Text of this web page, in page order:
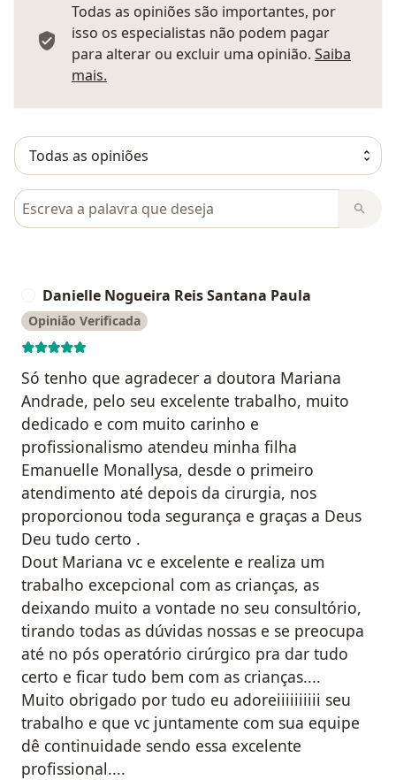
Todas as opiniões são importantes, por
isso os especialistas não podem pagar
para alterar ou excluir uma opinião. Saiba
mais.
Pesquisar em opiniões
Danielle Nogueira Reis Santana Paula
Opinião Verificada
Só tenho que agradecer a doutora Mariana
Andrade, pelo seu excelente trabalho, muito
dedicado e com muito carinho e
profissionalismo atendeu minha filha
Emanuelle Monallysa, desde o primeiro
atendimento até depois da cirurgia, nos
proporcionou toda segurança e graças a Deus
Deu tudo certo .
Dout Mariana vc e excelente e realiza um
trabalho excepcional com as crianças, as
deixando muito a vontade no seu consultório,
tirando todas as dúvidas nossas e se preocupa
até no pós operatório cirúrgico pra dar tudo
certo e ficar tudo bem com as crianças....
Muito obrigado por tudo eu adoreiiiiiiiiii seu
trabalho e que vc juntamente com sua equipe
dê continuidade sendo essa excelente
profissional....